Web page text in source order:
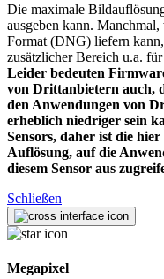
Die maximale
ausgeben kann.
Format (DNG) liefern
zusätzlicher Bereich u.a.
Leider bedeuten
von Drittanbietern auch,
den Anwendungen von
erheblich niedriger sein
Sensors, daher ist die
Auflösung, auf die
diesem Sensor aus
Schließen
Megapixel